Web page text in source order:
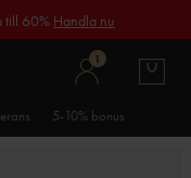
till 60% Handla nu
1
5-10% bonus